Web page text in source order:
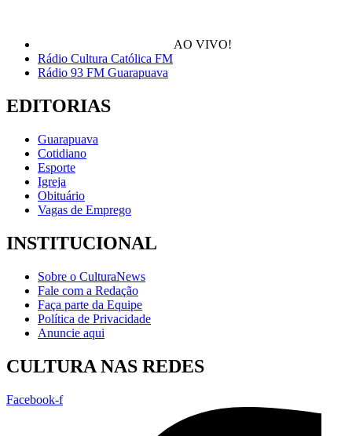
AO VIVO!
Rádio Cultura Católica FM
Rádio 93 FM Guarapuava
EDITORIAS
Guarapuava
Cotidiano
Esporte
Igreja
Obituário
Vagas de Emprego
INSTITUCIONAL
Sobre o CulturaNews
Fale com a Redação
Faça parte da Equipe
Política de Privacidade
Anuncie aqui
CULTURA NAS REDES
Facebook-f